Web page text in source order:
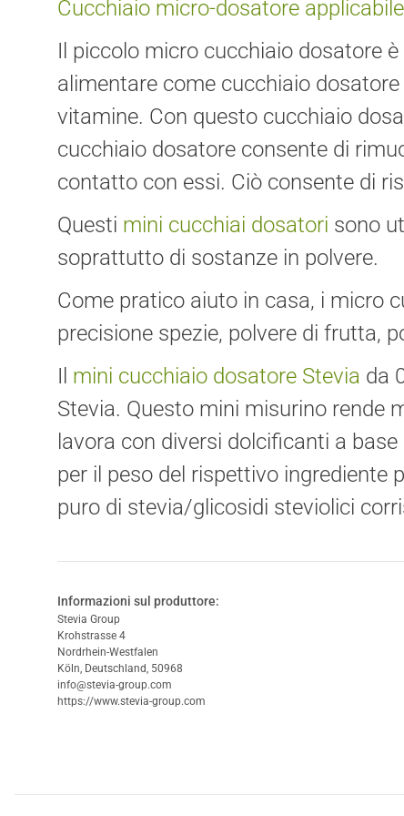
Cucchiaio micro-dosatore
Il piccolo micro cucchiaio dosatore
alimentare come cucchiaio
vitamine. Con questo cucchiaio
cucchiaio dosatore consente di
contatto con essi. Ciò consente di
Questi mini cucchiai dosatori sono
soprattutto di sostanze in polvere.
Come pratico aiuto in casa, i micro
precisione spezie, polvere di frutta,
Il mini cucchiaio dosatore Stevia da
Stevia. Questo mini misurino rende
lavora con diversi dolcificanti a
per il peso del rispettivo ingrediente
puro di stevia/glicosidi steviolici
Informazioni sul produttore:
Stevia Group
Krohstrasse 4
Nordrhein-Westfalen
Köln, Deutschland, 50968
info@stevia-group.com
https://www.stevia-group.com